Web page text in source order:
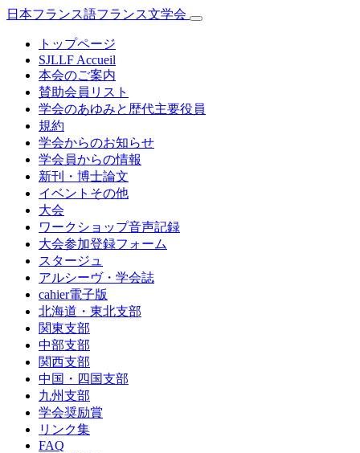
日本フランス語フランス文学会
トップページ
SJLLF Accueil
本会のご案内
賛助会員リスト
学会のあゆみと歴代主要役員
規約
学会からのお知らせ
学会員からの情報
新刊・博士論文
イベントその他
大会
ワークショップ音声記録
大会参加登録フォーム
スタージュ
アルシーヴ・学会誌
cahier電子版
北海道・東北支部
関東支部
中部支部
関西支部
中国・四国支部
九州支部
学会奨励賞
リンク集
FAQ